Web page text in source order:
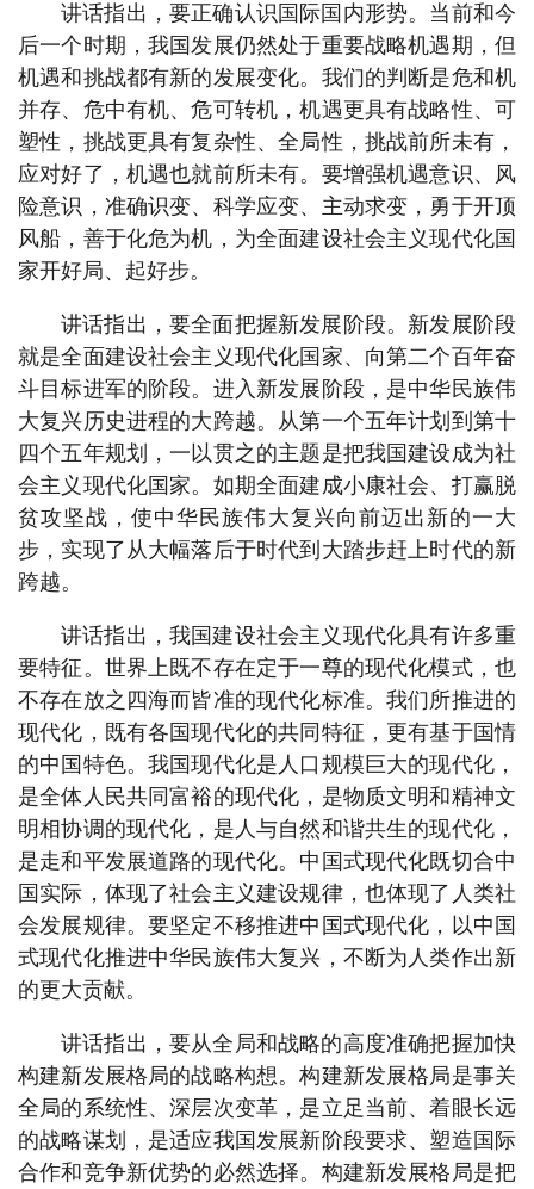
讲话指出，要正确认识国际国内形势。当前和今
后一个时期，我国发展仍然处于重要战略机遇期，但
机遇和挑战都有新的发展变化。我们的判断是危和机
并存、危中有机、危可转机，机遇更具有战略性、可
塑性，挑战更具有复杂性、全局性，挑战前所未有，
应对好了，机遇也就前所未有。要增强机遇意识、风
险意识，准确识变、科学应变、主动求变，勇于开顶
风船，善于化危为机，为全面建设社会主义现代化国
家开好局、起好步。
讲话指出，要全面把握新发展阶段。新发展阶段
就是全面建设社会主义现代化国家、向第二个百年奋
斗目标进军的阶段。进入新发展阶段，是中华民族伟
大复兴历史进程的大跨越。从第一个五年计划到第十
四个五年规划，一以贯之的主题是把我国建设成为社
会主义现代化国家。如期全面建成小康社会、打赢脱
贫攻坚战，使中华民族伟大复兴向前迈出新的一大
步，实现了从大幅落后于时代到大踏步赶上时代的新
跨越。
讲话指出，我国建设社会主义现代化具有许多重
要特征。世界上既不存在定于一尊的现代化模式，也
不存在放之四海而皆准的现代化标准。我们所推进的
现代化，既有各国现代化的共同特征，更有基于国情
的中国特色。我国现代化是人口规模巨大的现代化，
是全体人民共同富裕的现代化，是物质文明和精神文
明相协调的现代化，是人与自然和谐共生的现代化，
是走和平发展道路的现代化。中国式现代化既切合中
国实际，体现了社会主义建设规律，也体现了人类社
会发展规律。要坚定不移推进中国式现代化，以中国
式现代化推进中华民族伟大复兴，不断为人类作出新
的更大贡献。
讲话指出，要从全局和战略的高度准确把握加快
构建新发展格局的战略构想。构建新发展格局是事关
全局的系统性、深层次变革，是立足当前、着眼长远
的战略谋划，是适应我国发展新阶段要求、塑造国际
合作和竞争新优势的必然选择。构建新发展格局是把